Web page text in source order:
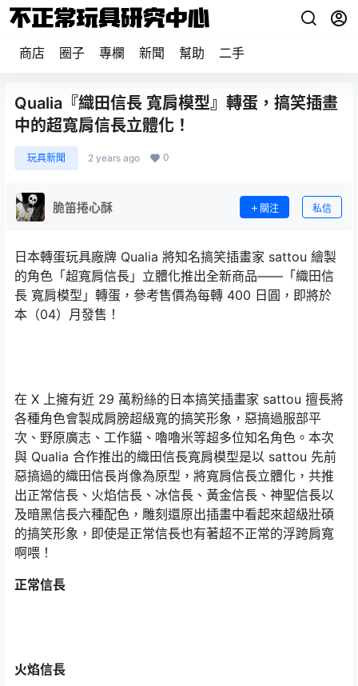
商店 圈子 專欄 新聞 幫助 二手
Qualia『織田信長 寬肩模型』轉蛋，搞笑插畫
中的超寬肩信長立體化！
玩具新聞 2 years ago 0
脆笛捲心酥 關注 私信
日本轉蛋玩具廠牌 Qualia 將知名搞笑插畫家 sattou 繪製
的角色「超寬肩信長」立體化推出全新商品——「織田信
長 寬肩模型」轉蛋，參考售價為每轉 400 日圓，即將於
本（04）月發售！
在 X 上擁有近 29 萬粉絲的日本搞笑插畫家 sattou 擅長將
各種角色會製成肩膀超級寬的搞笑形象，惡搞過服部平
次、野原廣志、工作貓、嚕嚕米等超多位知名角色。本次
與 Qualia 合作推出的織田信長寬肩模型是以 sattou 先前
惡搞過的織田信長肖像為原型，將寬肩信長立體化，共推
出正常信長、火焰信長、冰信長、黃金信長、神聖信長以
及暗黑信長六種配色，雕刻還原出插畫中看起來超級壯碩
的搞笑形象，即使是正常信長也有著超不正常的浮跨肩寬
啊喂！
正常信長
火焰信長